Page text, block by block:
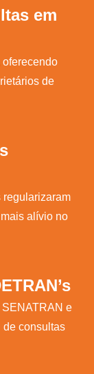
em
de
regularizaram
alívio no
e
de consultas